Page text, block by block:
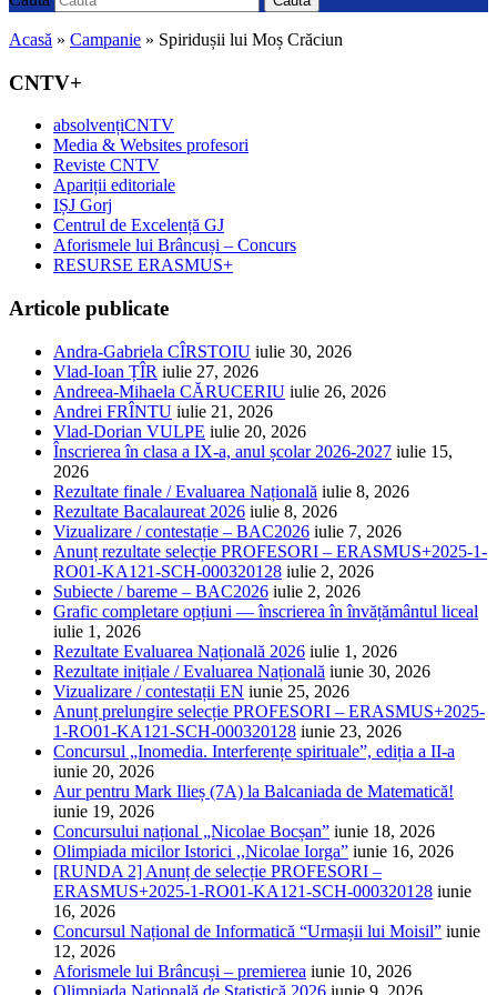
Acasă » Campanie » Spiridușii lui Moș Crăciun
CNTV+
absolvențiCNTV
Media & Websites profesori
Reviste CNTV
Apariții editoriale
IȘJ Gorj
Centrul de Excelență GJ
Aforismele lui Brâncuși – Concurs
RESURSE ERASMUS+
Articole publicate
Andra-Gabriela CÎRSTOIU iulie 30, 2026
Vlad-Ioan ȚÎR iulie 27, 2026
Andreea-Mihaela CĂRUCERIU iulie 26, 2026
Andrei FRÎNTU iulie 21, 2026
Vlad-Dorian VULPE iulie 20, 2026
Înscrierea în clasa a IX-a, anul școlar 2026-2027 iulie 15,
2026
Rezultate finale / Evaluarea Națională iulie 8, 2026
Rezultate Bacalaureat 2026 iulie 8, 2026
Vizualizare / contestație – BAC2026 iulie 7, 2026
Anunț rezultate selecție PROFESORI – ERASMUS+2025-1-
RO01-KA121-SCH-000320128 iulie 2, 2026
Subiecte / bareme – BAC2026 iulie 2, 2026
Grafic completare opțiuni — înscrierea în învățământul liceal
iulie 1, 2026
Rezultate Evaluarea Națională 2026 iulie 1, 2026
Rezultate inițiale / Evaluarea Națională iunie 30, 2026
Vizualizare / contestații EN iunie 25, 2026
Anunț prelungire selecție PROFESORI – ERASMUS+2025-
1-RO01-KA121-SCH-000320128 iunie 23, 2026
Concursul „Inomedia. Interferențe spirituale”, ediția a II-a
iunie 20, 2026
Aur pentru Mark Ilieș (7A) la Balcaniada de Matematică!
iunie 19, 2026
Concursului național „Nicolae Bocșan” iunie 18, 2026
Olimpiada micilor Istorici ,,Nicolae Iorga” iunie 16, 2026
[RUNDA 2] Anunț de selecție PROFESORI –
ERASMUS+2025-1-RO01-KA121-SCH-000320128 iunie
16, 2026
Concursul Național de Informatică “Urmașii lui Moisil” iunie
12, 2026
Aforismele lui Brâncuși – premierea iunie 10, 2026
Olimpiada Națională de Statistică 2026 iunie 9, 2026